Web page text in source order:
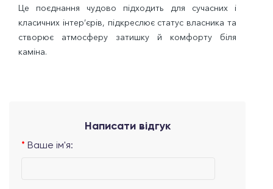
Це поєднання чудово підходить для сучасних і
класичних інтер’єрів, підкреслює статус власника та
створює атмосферу затишку й комфорту біля
каміна.
Написати відгук
Ваше ім'я: